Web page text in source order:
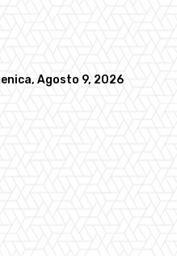
Agosto 9, 2026